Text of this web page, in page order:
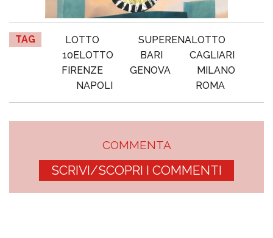
TAG LOTTO
SUPERENALOTTO
10ELOTTO
BARI
CAGLIARI
FIRENZE
GENOVA
MILANO
NAPOLI
ROMA
COMMENTA
SCRIVI/SCOPRI I COMMENTI